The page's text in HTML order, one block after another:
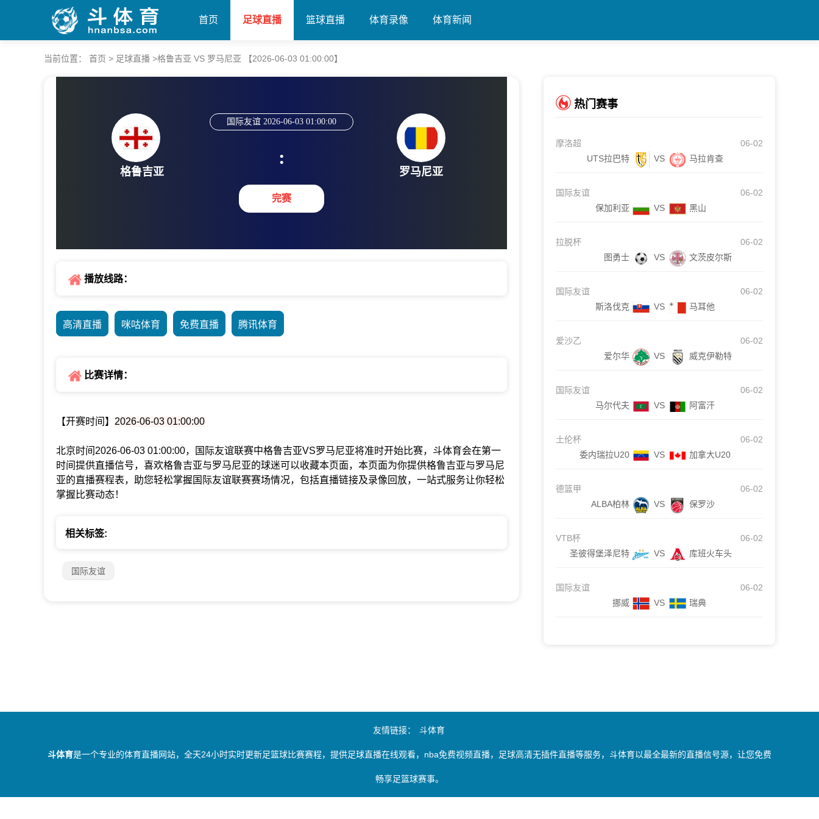
首页 足球直播 篮球直播 体育录像 体育新闻
当前位置： 首页 > 足球直播 >格鲁吉亚 VS 罗马尼亚 【2026-06-03 01:00:00】
格鲁吉亚
国际友谊 2026-06-03 01:00:00
:
完赛
罗马尼亚
播放线路：
高清直播 咪咕体育 免费直播 腾讯体育
比赛详情：
【开赛时间】 2026-06-03 01:00:00
北京时间2026-06-03 01:00:00，国际友谊联赛中格鲁吉亚VS罗马尼亚将准时开始比赛，斗体育会在第一
时间提供直播信号，喜欢格鲁吉亚与罗马尼亚的球迷可以收藏本页面，本页面为你提供格鲁吉亚与罗马尼
亚的直播赛程表，助您轻松掌握国际友谊联赛赛场情况，包括直播链接及录像回放，一站式服务让你轻松
掌握比赛动态！
相关标签:
国际友谊
热门赛事
摩洛超
06-02
UTS拉巴特
VS 马拉肯查
国际友谊
06-02
保加利亚
VS 黑山
拉脱杯
06-02
图勇士
VS 文茨皮尔斯
国际友谊
06-02
斯洛伐克
VS 马耳他
爱沙乙
06-02
爱尔华
VS 威克伊勒特
国际友谊
06-02
马尔代夫
VS 阿富汗
土伦杯
06-02
委内瑞拉U20
VS 加拿大U20
德篮甲
06-02
ALBA柏林
VS 保罗沙
VTB杯
06-02
圣彼得堡泽尼特
VS 库班火车头
国际友谊
06-02
挪威
VS 瑞典
友情链接： 斗体育
斗体育是一个专业的体育直播网站，全天24小时实时更新足篮球比赛赛程，提供足球直播在线观看，nba免费视频直播，足球高清无插件直播等服务，斗体育以最全最新的直播信号源，让您免费
畅享足篮球赛事。